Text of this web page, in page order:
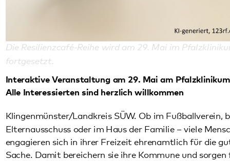
Interaktive Veranstaltung am 29. Mai am Pfalzklinikum –
Alle Interessierten sind herzlich willkommen
Klingenmünster/Landkreis SÜW. Ob im Fußballverein, beim
engagieren sich in ihrer Freizeit ehrenamtlich für die gute
Sache. Damit bereichern sie ihre Kommune und sorgen für
eine gute Nachbarschaft. Was brauchen Ehrenamtliche, um
gut arbeiten zu können? Wo liegen die Herausforderungen
und wie lassen sich diese meistern? Zu diesem Thema laden
die Initiative „Die Pfalz macht sich/dich stark. Wege zur
Resilienz“, das Pfalzklinikum und der Landkreis Südliche